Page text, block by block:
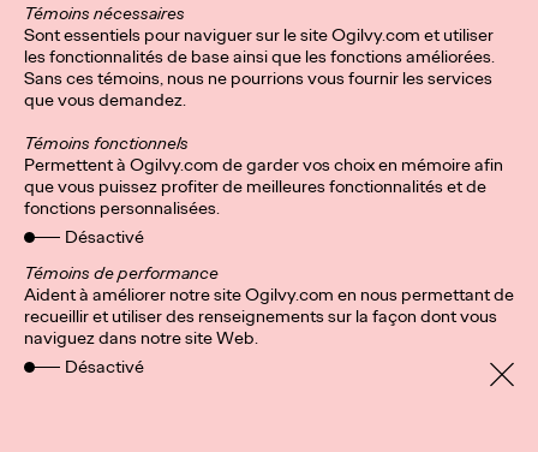
PRESSE
Lobna Calleja Ben
Hassine rejoint Ogilvy
Paris au poste de
directrice des
ressources humaines
Ogilvy Paris
Lobna Calleja Ben Hassine a rejoint Ogilvy Paris en tant que
Témoins nécessaires
Sont essentiels pour naviguer sur le site Ogilvy.com et utiliser
les fonctionnalités de base ainsi que les fonctions améliorées.
Sans ces témoins, nous ne pourrions vous fournir les services
que vous demandez.
Témoins fonctionnels
Permettent à Ogilvy.com de garder vos choix en mémoire afin
que vous puissez profiter de meilleures fonctionnalités et de
fonctions personnalisées.
Désactivé
Témoins de performance
Aident à améliorer notre site Ogilvy.com en nous permettant de
recueillir et utiliser des renseignements sur la façon dont vous
naviguez dans notre site Web.
Désactivé